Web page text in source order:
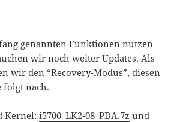
genannten Funktionen nutzen
wir noch weiter Updates. Als
wir den “Recovery-Modus”, diesen
nach.
Kernel:i5700_LK2-08_PDA.7z und